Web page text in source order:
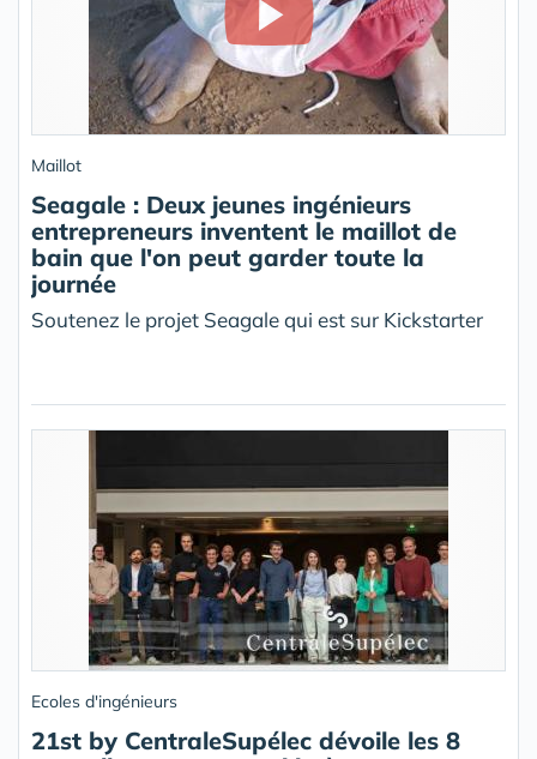
Maillot
Seagale : Deux jeunes ingénieurs
entrepreneurs inventent le maillot de
bain que l'on peut garder toute la
journée
Soutenez le projet Seagale qui est sur Kickstarter
Ecoles d'ingénieurs
21st by CentraleSupélec dévoile les 8